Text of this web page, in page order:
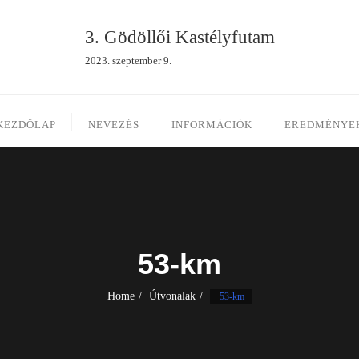
3. Gödöllői Kastélyfutam
2023. szeptember 9.
NEVEZÉS INFORMÁCIÓK
53-km
Home Útvonalak 53-km